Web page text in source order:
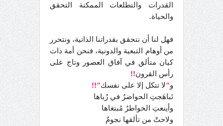
القدرات والتطلعات الممكنة التحقق
والحياة.
فهل لنا أن نتحقق بقدراتنا الذاتية، ونتحرر
من أوهام التبعية والدونية، فنحن أمة ذات
كيان متألق في آفاق العصور وتاج على
رأس القرون!!
و"لا تتكل إلا على نفسك"!!
تَباهَجتِ الحواضرُ في رُباها
وأينعتِ الخواطرُ مُبتغاها
ولاحتْ من تألقها نجومٌ